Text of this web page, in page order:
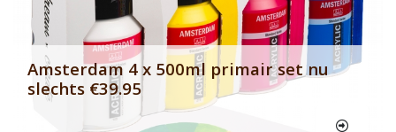
Amsterdam 4 x 500ml primair set nu
slechts €39.95